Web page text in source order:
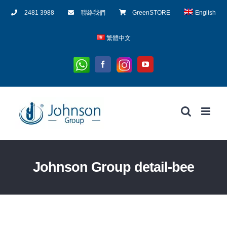
2481 3988 聯絡我們 GreenSTORE English
繁體中文
Whatsapp
Facebook
Instagram
YouTube
Johnson Group detail-bee